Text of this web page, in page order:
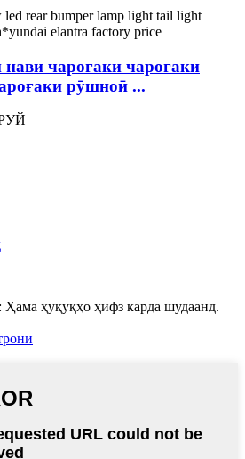
чароғаки чароғаки
рӯшноӣ ...
ҳуқуқҳо ҳифз карда шудаанд.